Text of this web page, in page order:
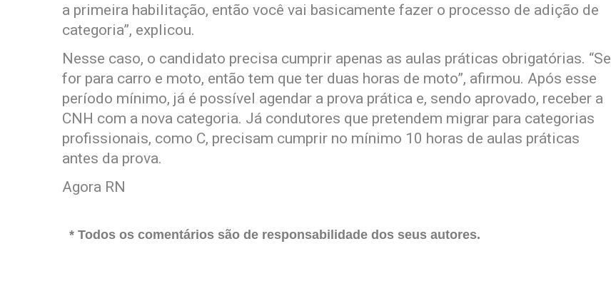
a primeira habilitação, então você vai basicamente fazer o processo de adição de
categoria”, explicou.
Nesse caso, o candidato precisa cumprir apenas as aulas práticas obrigatórias. “Se
for para carro e moto, então tem que ter duas horas de moto”, afirmou. Após esse
período mínimo, já é possível agendar a prova prática e, sendo aprovado, receber a
CNH com a nova categoria. Já condutores que pretendem migrar para categorias
profissionais, como C, precisam cumprir no mínimo 10 horas de aulas práticas
antes da prova.
Agora RN
* Todos os comentários são de responsabilidade dos seus autores.